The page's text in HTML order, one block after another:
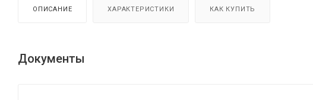
ОПИСАНИЕ ХАРАКТЕРИСТИКИ КАК КУПИТЬ
Документы